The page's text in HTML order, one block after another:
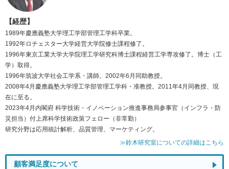
【経歴】
1989年慶應義塾大学理工学部管理工学科卒業。
1992年ロチェスター大学経営大学院修士課程修了。
1996年東京工業大学大学院理工学研究科博士課程経営工学専攻修了。博士（工
学）取得。
1996年筑波大学社会工学系・講師。2002年6月同助教授。
2008年4月慶應義塾大学理工学部管理工学科・准教授。2011年4月同教授、現
在に至る。
2023年4月内閣府 科学技術・イノベーション推進事務局参事官（インフラ・防
災担当）付上席科学技術政策フェロー（非常勤）
研究分野は応用統計解析、品質管理、マーケティング。
≫鈴木研究室についての詳細はこちら
顧客満足度について